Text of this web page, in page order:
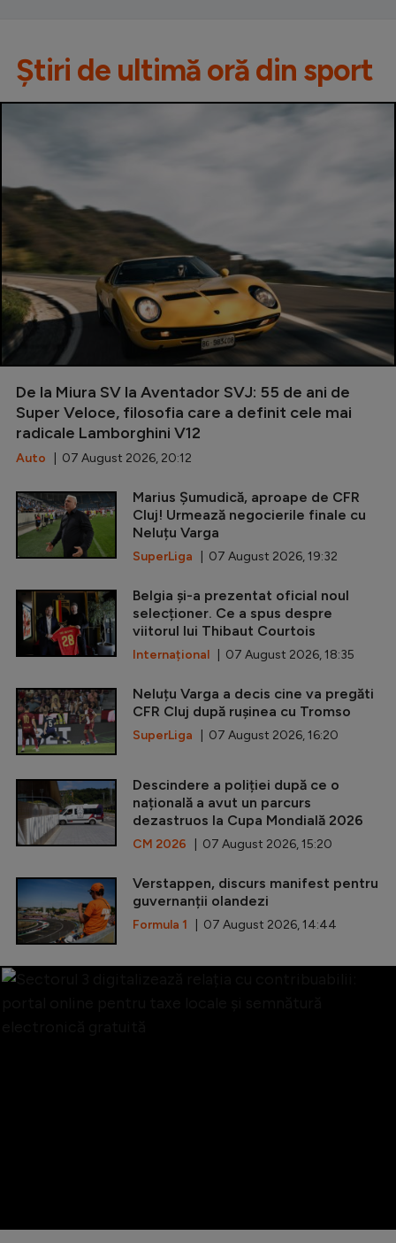
Știri de ultimă oră din sport
De la Miura SV la Aventador SVJ: 55 de ani de
Super Veloce, filosofia care a definit cele mai
radicale Lamborghini V12
Auto | 07 August 2026, 20:12
Marius Șumudică, aproape de CFR
Cluj! Urmează negocierile finale cu
Neluțu Varga
SuperLiga | 07 August 2026, 19:32
Belgia și-a prezentat oficial noul
selecționer. Ce a spus despre
viitorul lui Thibaut Courtois
Internațional | 07 August 2026, 18:35
Neluțu Varga a decis cine va pregăti
CFR Cluj după rușinea cu Tromso
SuperLiga | 07 August 2026, 16:20
Descindere a poliției după ce o
națională a avut un parcurs
dezastruos la Cupa Mondială 2026
CM 2026 | 07 August 2026, 15:20
Verstappen, discurs manifest pentru
guvernanții olandezi
Formula 1 | 07 August 2026, 14:44